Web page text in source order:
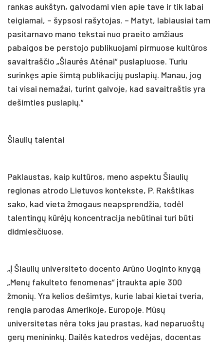
rankas aukštyn, galvodami vien apie tave ir tik labai
teigiamai, – šypsosi rašytojas. – Matyt, labiausiai tam
pasitarnavo mano tekstai nuo praeito amžiaus
pabaigos be perstojo publikuojami pirmuose kultūros
savaitraščio „Šiaurės Atėnai“ puslapiuose. Turiu
surinkęs apie šimtą publikacijų puslapių. Manau, jog
tai visai nemažai, turint galvoje, kad savaitraštis yra
dešimties puslapių.“
Šiaulių talentai
Paklaustas, kaip kultūros, meno aspektu Šiaulių
regionas atrodo Lietuvos kontekste, P. Rakštikas
sako, kad vieta žmogaus neapsprendžia, todėl
talentingų kūrėjų koncentracija nebūtinai turi būti
didmiesčiuose.
„Į Šiaulių universiteto docento Arūno Uoginto knygą
„Menų fakulteto fenomenas“ įtraukta apie 300
žmonių. Yra kelios dešimtys, kurie labai kietai tveria,
rengia parodas Amerikoje, Europoje. Mūsų
universitetas nėra toks jau prastas, kad neparuoštų
gerų menininkų. Dailės katedros vedėjas, docentas